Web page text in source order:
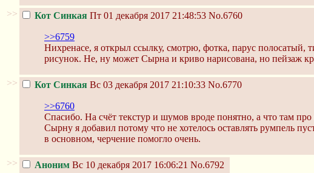
>> Кот Синкая Пт 01 декабря 2017 21:48:53 No.6760
>>6759
Нихренасе, я открыл ссылку, смотрю, фотка, парус полосатый,
рисунок. Не, ну может Сырна и криво нарисована, но пейзаж
>> Кот Синкая Вс 03 декабря 2017 21:10:33 No.6770
>>6760
Спасибо. На счёт текстур и шумов вроде понятно, а что там
Сырну я добавил потому что не хотелось оставлять румпель
в основном, черчение помогло очень.
>> Аноним Вс 10 декабря 2017 16:06:21 No.6792